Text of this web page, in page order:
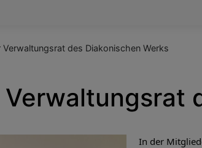
Verwaltungsrat des Diakonischen Werks
Verwaltungsrat
In der